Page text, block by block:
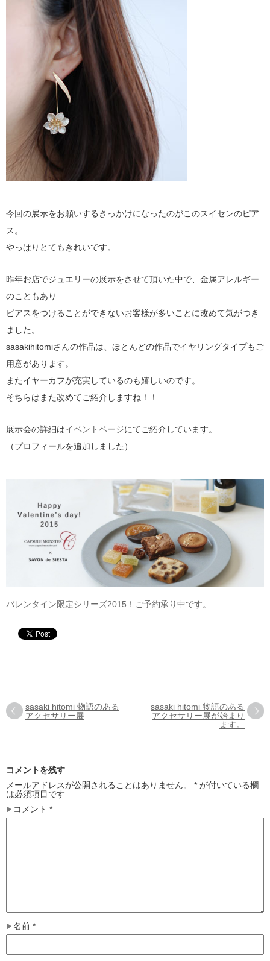
今回の展示をお願いするきっかけになったのがこのスイセンのピア
ス。
やっぱりとてもきれいです。
昨年お店でジュエリーの展示をさせて頂いた中で、金属アレルギー
のこともあり
ピアスをつけることができないお客様が多いことに改めて気がつき
ました。
sasakihitomiさんの作品は、ほとんどの作品でイヤリングタイプもご
用意があります。
またイヤーカフが充実しているのも嬉しいのです。
そちらはまた改めてご紹介しますね！！
展示会の詳細はイベントページにてご紹介しています。
（プロフィールを追加しました）
バレンタイン限定シリーズ2015！ご予約承り中です。
sasaki hitomi 物語のある
アクセサリー展
sasaki hitomi 物語のある
アクセサリー展が始まり
ます。
コメントを残す
メールアドレスが公開されることはありません。
* が付いている欄
は必須項目です
コメント *
名前 *